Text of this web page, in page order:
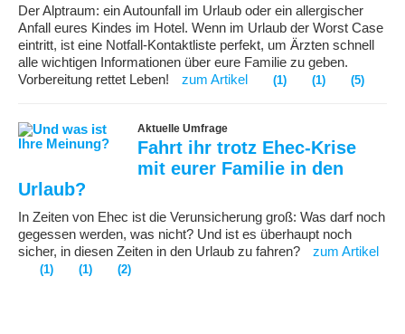
Der Alptraum: ein Autounfall im Urlaub oder ein allergischer
Anfall eures Kindes im Hotel. Wenn im Urlaub der Worst Case
eintritt, ist eine Notfall-Kontaktliste perfekt, um Ärzten schnell
alle wichtigen Informationen über eure Familie zu geben.
Vorbereitung rettet Leben!
zum Artikel (1) (1) (5)
Aktuelle Umfrage
Fahrt ihr trotz Ehec-Krise
mit eurer Familie in den
Urlaub?
In Zeiten von Ehec ist die Verunsicherung groß: Was darf noch
gegessen werden, was nicht? Und ist es überhaupt noch
sicher, in diesen Zeiten in den Urlaub zu fahren?
zum Artikel
(1) (1) (2)